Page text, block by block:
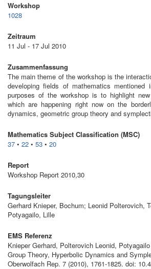
Workshop
1028
Zeitraum
11 Jul - 17 Jul 2010
Zusammenfassung
The main theme of the workshop is the
developing fields of mathematics
purposes of the workshop is to highlight
which are happening right now on the
dynamics, geometric group theory and
Mathematics Subject Classification (MSC)
37 • 22 • 53 • 20
Report
Workshop Report 2010,30
Tagungsleiter
Gerhard Knieper, Bochum; Leonid Polterovich,
Potyagailo, Lille
EMS Referenz
Knieper Gerhard, Polterovich Leonid,
Group Theory, Hyperbolic Dynamics and
Oberwolfach Rep. 7 (2010), 1761-1825. doi: